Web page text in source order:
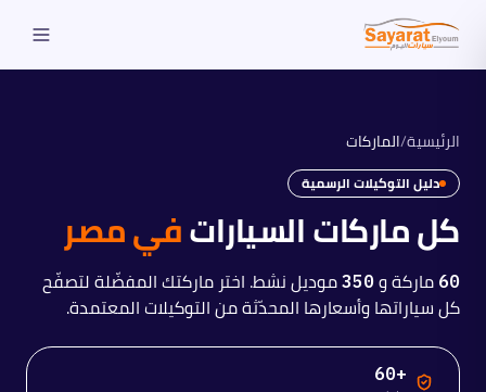
الرئيسية/الماركات
دليل التوكيلات الرسمية
كل ماركات السياراتفي مصر
60 ماركة و 350 موديل نشط. اختر ماركتك المفضّلة لتصفّح
كل سياراتها وأسعارها المحدّثة من التوكيلات المعتمدة.
+60